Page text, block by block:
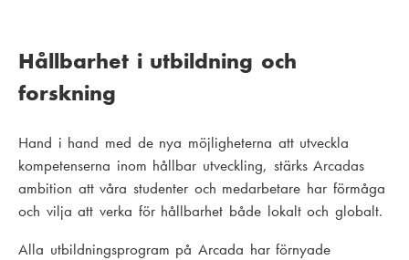
Hållbarhet i utbildning och
forskning
Hand i hand med de nya möjligheterna att utveckla
kompetenserna inom hållbar utveckling, stärks Arcadas
ambition att våra studenter och medarbetare har förmåga
och vilja att verka för hållbarhet både lokalt och globalt.
Alla utbildningsprogram på Arcada har förnyade